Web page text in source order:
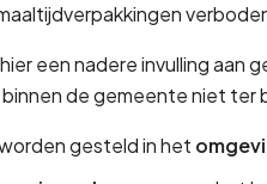
een nadere invulling aan
de gemeente niet ter
gesteld in het